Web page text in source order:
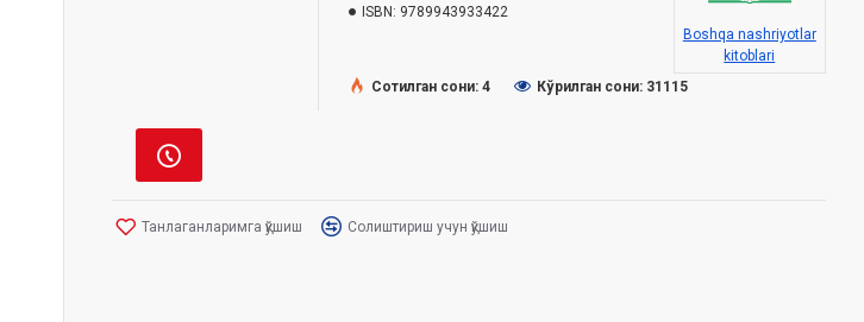
ISBN: 9789943933422
Boshqa nashriyotlar
kitoblari
Сотилган сони: 4
Кўрилган сони: 31115
Танлаганларимга қўшиш Солиштириш учун қўшиш